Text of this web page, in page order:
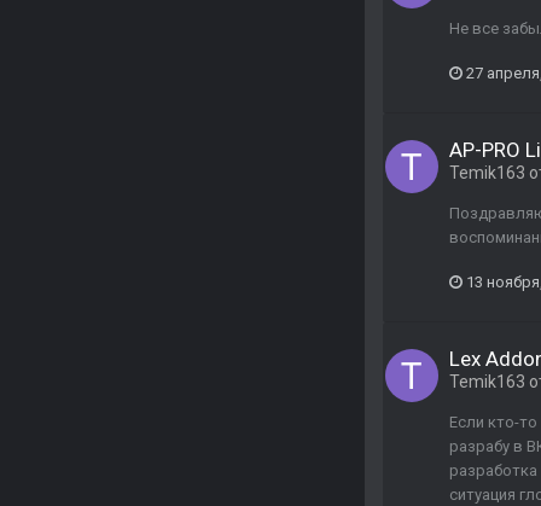
Не все
27
AP-PRO
Temik163
13
Lex
Temik163
Если кто-
разрабу в
ситуация